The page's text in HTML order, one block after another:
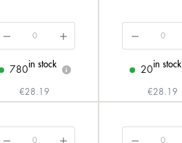
780
in stock
i
€28.19
20
in stock
€28.19